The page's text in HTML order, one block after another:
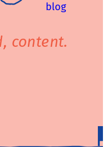
blog
content.